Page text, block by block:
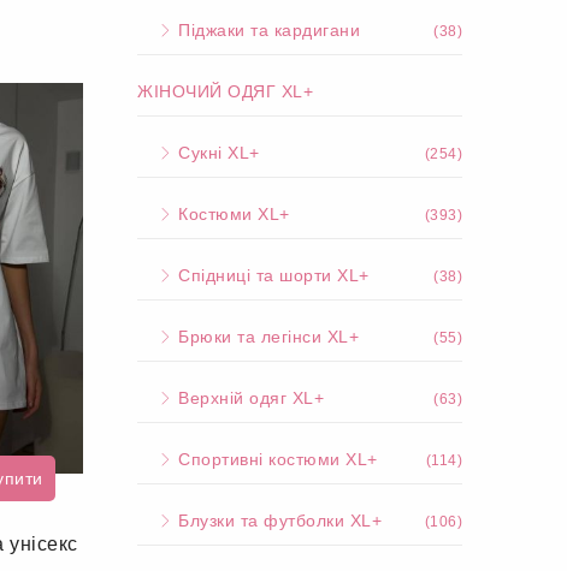
Піджаки та кардигани (38)
ЖІНОЧИЙ ОДЯГ XL+
Сукні XL+ (254)
Костюми XL+ (393)
Спідниці та шорти XL+ (38)
Брюки та легінси XL+ (55)
Верхній одяг XL+ (63)
Спортивні костюми XL+ (114)
Блузки та футболки XL+ (106)